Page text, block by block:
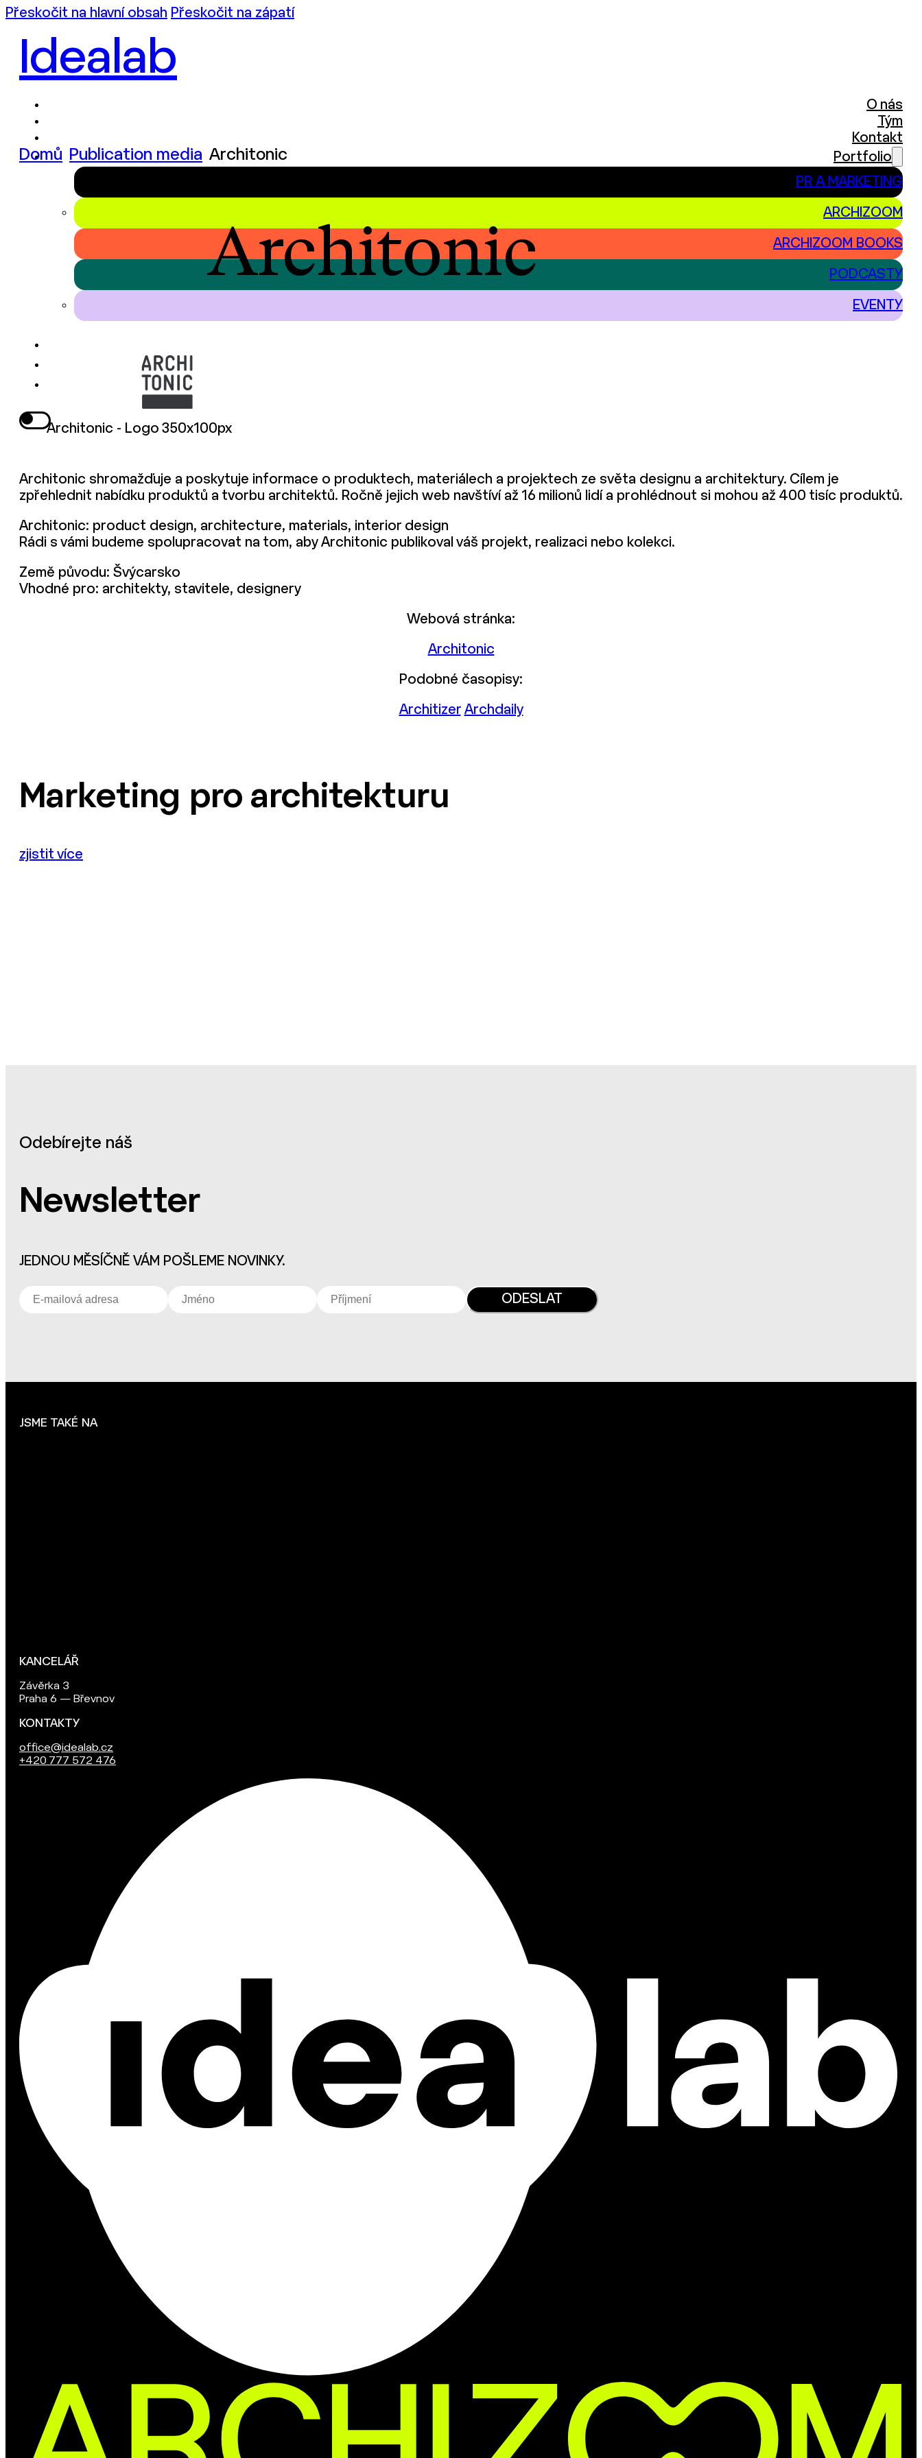
Přeskočit na hlavní obsah Přeskočit na zápatí
Idealab
O nás
Tým
Kontakt
Portfolio
PR A MARKETING
ARCHIZOOM
ARCHIZOOM BOOKS
PODCASTY
EVENTY
Domů Publication media Architonic
Architonic
Architonic - Logo 350x100px
Architonic shromažďuje a poskytuje informace o produktech, materiálech a projektech ze světa designu a architektury. Cílem je
zpřehlednit nabídku produktů a tvorbu architektů. Ročně jejich web navštíví až 16 milionů lidí a prohlédnout si mohou až 400 tisíc produktů.
Architonic: product design, architecture, materials, interior design
Rádi s vámi budeme spolupracovat na tom, aby Architonic publikoval váš projekt, realizaci nebo kolekci.
Země původu: Švýcarsko
Vhodné pro: architekty, stavitele, designery
Webová stránka:
Architonic
Podobné časopisy:
Architizer Archdaily
Marketing pro architekturu
zjistit více
Odebírejte náš
Newsletter
JEDNOU MĚSÍČNĚ VÁM POŠLEME NOVINKY.
JSME TAKÉ NA
KANCELÁŘ
Závěrka 3
Praha 6 — Břevnov
KONTAKTY
office@idealab.cz
+420 777 572 476